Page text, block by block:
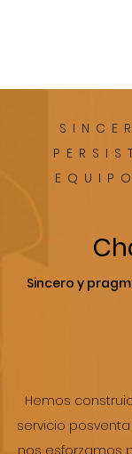
Sincero y
Hemos
servicio
nos esforzamos